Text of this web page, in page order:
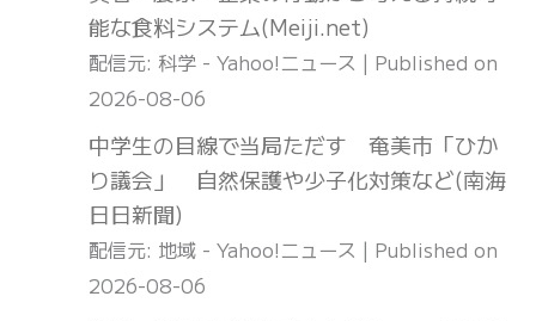
能な食料システム(Meiji.net)
配信元: 科学 - Yahoo!ニュース
Published on
2026-08-06
中学生の目線で当局ただす 奄美市「ひか
り議会」 自然保護や少子化対策など(南海
日日新聞)
配信元: 地域 - Yahoo!ニュース
Published on
2026-08-06